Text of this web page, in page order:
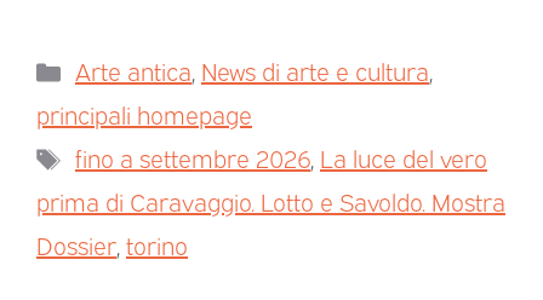
Arte antica, News di arte e cultura,
principali homepage
fino a settembre 2026, La luce del vero
prima di Caravaggio. Lotto e Savoldo. Mostra
Dossier,torino